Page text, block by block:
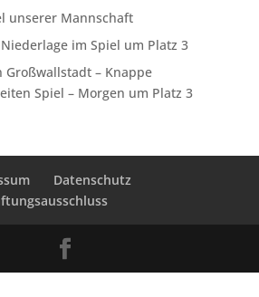
unserer Mannschaft
im Spiel um Platz 3
Großwallstadt – Knappe
Spiel – Morgen um Platz 3
Datenschutz